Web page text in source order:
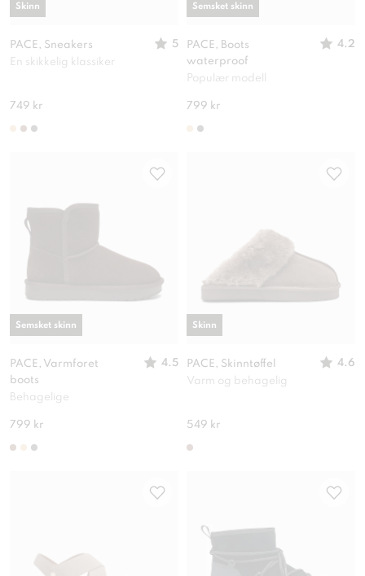
PACE, Sneakers
5
En skikkelig klassiker
749 kr
Skinn
PACE, Boots
waterproof
4.2
Populær modell
799 kr
Semsket skinn
PACE, Varmforet
boots
4.5
Behagelige
799 kr
Semsket skinn
PACE, Skinntøffel
4.6
Varm og behagelig
549 kr
Skinn